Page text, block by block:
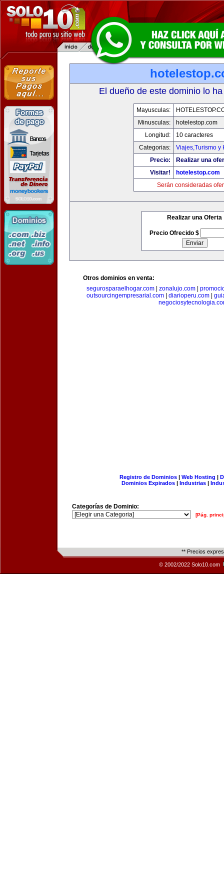
El dueño de este dominio lo
Mayusculas:
Minusculas:
hotelestop.com
Longitud:
10 caracteres
Categorias:
Viajes,Turismo y
Precio:
Realizar una
Visitar!
hotelestop.com
Serán consideradas
Realizar una Oferta
Precio Ofrecido $
Otros dominios en venta:
segurosparaelhogar.com| zonalujo.com|
outsourcingempresarial.com| diarioperu.com|
Registro de Dominios| Web Hosting |
Dominios Expirados | Industrias |
Categorías de Dominio:
[Pág.
** Precios
© 2002/2022 Solo10.com